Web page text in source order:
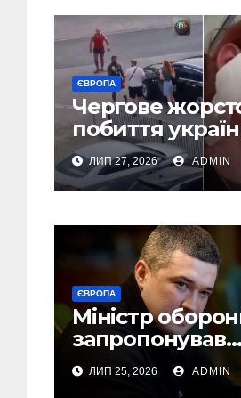
ЄВРОПА
Чергове
побиття
Польші: перші
затримання
Фото)
ЛИП 27, 2026 ADMIN
ЄВРОПА
Міністр
запропонував
Федорову
радником
ЛИП 25, 2026 ADMIN